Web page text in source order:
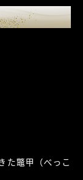
た鼈甲（べっこ